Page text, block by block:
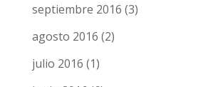
septiembre 2016 (3)
agosto 2016 (2)
julio 2016 (1)